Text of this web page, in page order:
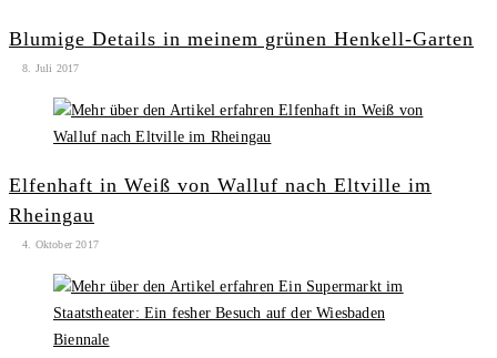
Blumige Details in meinem grünen Henkell-Garten
8. Juli 2017
Elfenhaft in Weiß von Walluf nach Eltville im
Rheingau
4. Oktober 2017